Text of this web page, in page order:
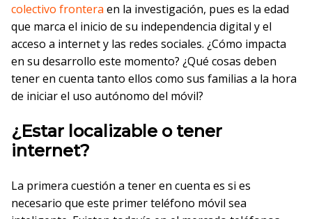
colectivo frontera en la investigación, pues es la edad
que marca el inicio de su independencia digital y el
acceso a internet y las redes sociales. ¿Cómo impacta
en su desarrollo este momento? ¿Qué cosas deben
tener en cuenta tanto ellos como sus familias a la hora
de iniciar el uso autónomo del móvil?
¿Estar localizable o tener
internet?
La primera cuestión a tener en cuenta es si es
necesario que este primer teléfono móvil sea